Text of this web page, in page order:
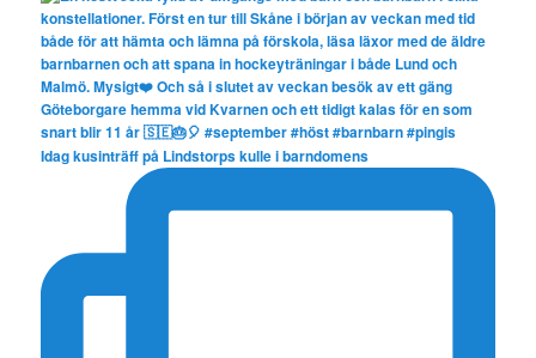
Idag kusinträff på Lindstorps kulle i barndomens